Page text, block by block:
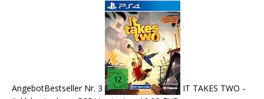
AngebotBestseller Nr. 3
IT TAKES TWO -